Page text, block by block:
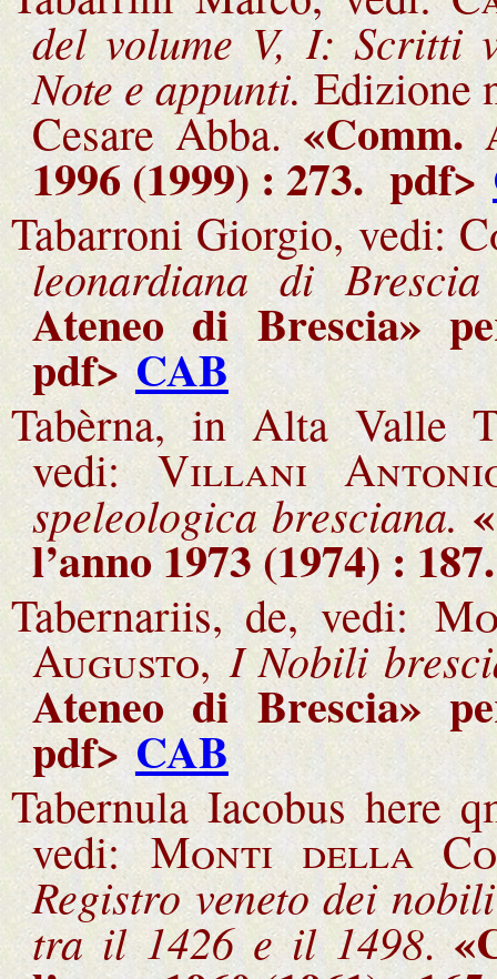
del volume V, I: Scritti
Note e appunti.Edizione
Cesare Abba.«Comm.
1996 (1999) : 273.pdf>
Tabarroni Giorgio, vedi:
leonardiana di
Ateneo di Brescia»
pdf> CAB
Tabèrna, in Alta Valle
vedi: Villani
speleologica bresciana.
l’anno 1973 (1974) : 187.
Tabernariis, de, vedi:
Augusto, I Nobili
Ateneo di Brescia»
pdf>CAB
Tabernula Iacobus here
vedi:Monti della
Registro veneto dei
tra il 1426 e il 1498.